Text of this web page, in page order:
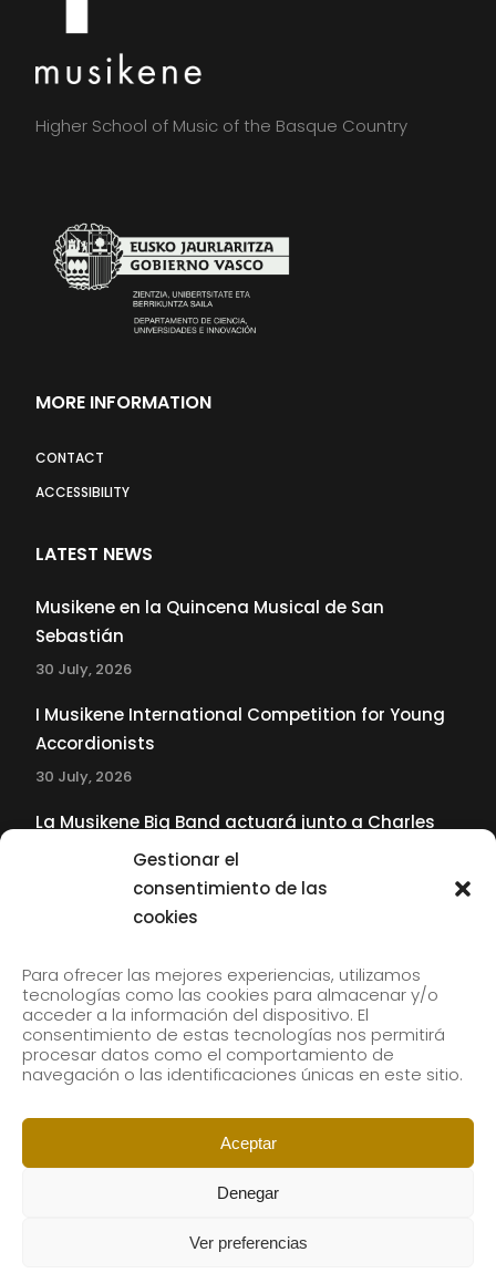
Gestionar el
consentimiento de las
cookies
Para ofrecer las mejores experiencias, utilizamos
tecnologías como las cookies para almacenar y/o
acceder a la información del dispositivo. El
consentimiento de estas tecnologías nos permitirá
procesar datos como el comportamiento de
navegación o las identificaciones únicas en este sitio.
Aceptar
Denegar
Ver preferencias
Higher School of Music of the Basque Country
MORE INFORMATION
CONTACT
ACCESSIBILITY
LATEST NEWS
Musikene en la Quincena Musical de San
Sebastián
30 July, 2026
I Musikene International Competition for Young
Accordionists
30 July, 2026
La Musikene Big Band actuará junto a Charles
Tolliver en el 61 Jazzaldia
Subscribe to our newsletter to receive our news by
email.